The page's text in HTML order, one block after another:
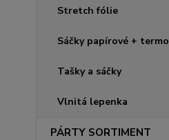
Stretch fólie
Sáčky papírové + termo
Tašky a sáčky
Vlnitá lepenka
PÁRTY SORTIMENT